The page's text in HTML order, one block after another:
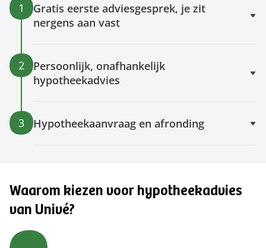
1
Gratis eerste adviesgesprek, je zit
nergens aan vast
2
Persoonlijk, onafhankelijk
hypotheekadvies
3 Hypotheekaanvraag en afronding
Waarom kiezen voor hypotheekadvies
van Univé?